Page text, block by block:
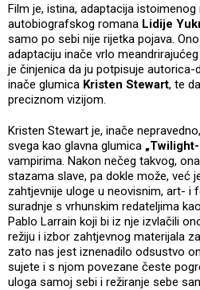
Film je, istina, adaptacija
autobiografskog romana Lidije
samo po sebi nije rijetka pojava.
adaptaciju inače vrlo
je činjenica da ju potpisuje
inače glumica Kristen Stewart, te
preciznom vizijom.
Kristen Stewart je, inače
svega kao glavna glumica
vampirima. Nakon nečeg takvog,
stazama slave, pa dokle može, već
zahtjevnije uloge u neovisnim, art- i
suradnje s vrhunskim redateljima
Pablo Larrain koji bi iz nje izvlačili
režiju i izbor zahtjevnog materijala
zato nas jest iznenadilo odsustvo
sujete i s njom povezane česte
uloga samoj sebi i režiranje sebe